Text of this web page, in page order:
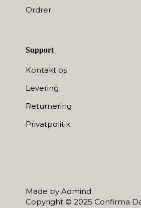
Ordrer
Support
Kontakt os
Levering
Returnering
Privatpolitik
Made by Admind
Copyright © 2025 Confirma